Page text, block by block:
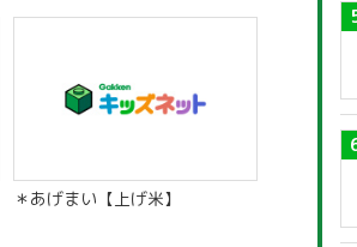
＊あげまい【上げ米】